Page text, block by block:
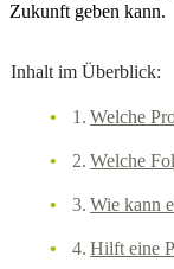
Zukunft geben kann.
Inhalt im Überblick:
Welche
Welche
Wie kann
Hilft eine